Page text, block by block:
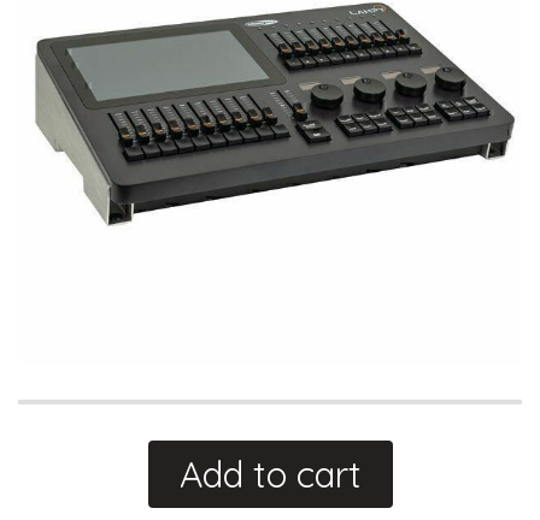
Add to cart